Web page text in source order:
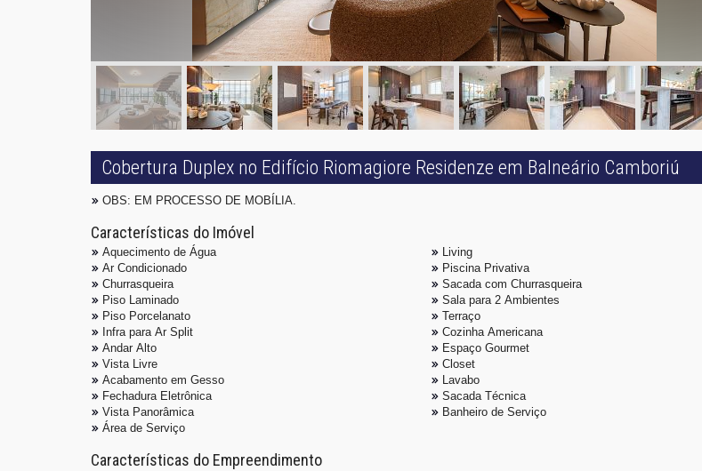
Cobertura Duplex no Edifício Riomagiore Residenze em Balneário Camboriú
OBS: EM PROCESSO DE MOBÍLIA.
Características do Imóvel
Aquecimento de Água
Ar Condicionado
Churrasqueira
Piso Laminado
Piso Porcelanato
Infra para Ar Split
Andar Alto
Vista Livre
Acabamento em Gesso
Fechadura Eletrônica
Vista Panorâmica
Área de Serviço
Living
Piscina Privativa
Sacada com Churrasqueira
Sala para 2 Ambientes
Terraço
Cozinha Americana
Espaço Gourmet
Closet
Lavabo
Sacada Técnica
Banheiro de Serviço
Características do Empreendimento